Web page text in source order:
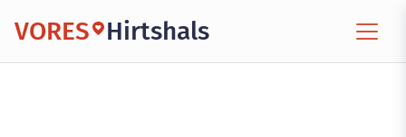
VORES Hirtshals